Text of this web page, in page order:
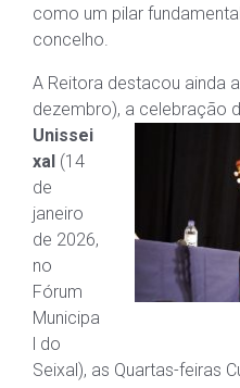
como um pilar
concelho.
A Reitora destacou ainda
dezembro), a celebração
Unissei
xal (14
de
janeiro
de 2026,
no
Fórum
Municipa
l do
Seixal), as Quartas-feiras